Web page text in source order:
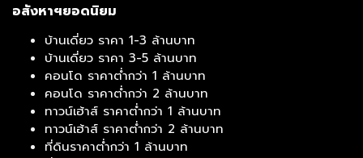
อสังหาฯยอดนิยม
บ้านเดี่ยว ราคา 1-3 ล้านบาท
บ้านเดี่ยว ราคา 3-5 ล้านบาท
คอนโด ราคาต่ำกว่า 1 ล้านบาท
คอนโด ราคาต่ำกว่า 2 ล้านบาท
ทาวน์เฮ้าส์ ราคาต่ำกว่า 1 ล้านบาท
ทาวน์เฮ้าส์ ราคาต่ำกว่า 2 ล้านบาท
ที่ดินราคาต่ำกว่า 1 ล้านบาท